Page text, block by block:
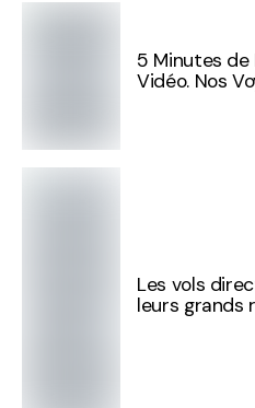
5 Minutes de
Vidéo. Nos
Les vols
leurs grands